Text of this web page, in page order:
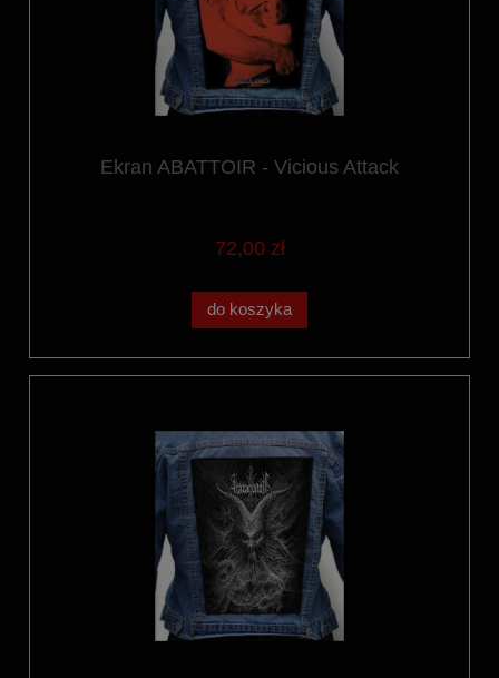
Ekran ABATTOIR - Vicious Attack
72,00 zł
do koszyka